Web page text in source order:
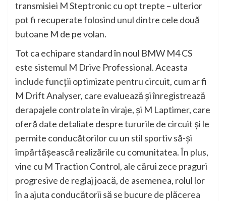
transmisiei M Steptronic cu opt trepte – ulterior
pot fi recuperate folosind unul dintre cele două
butoane M de pe volan.
Tot ca echipare standard în noul BMW M4 CS
este sistemul M Drive Professional. Aceasta
include funcţii optimizate pentru circuit, cum ar fi
M Drift Analyser, care evaluează şi înregistrează
derapajele controlate în viraje, şi M Laptimer, care
oferă date detaliate despre tururile de circuit şi le
permite conducătorilor cu un stil sportiv să-şi
împărtăşească realizările cu comunitatea. În plus,
vine cu M Traction Control, ale cărui zece praguri
progresive de reglaj joacă, de asemenea, rolul lor
în a ajuta conducătorii să se bucure de plăcerea